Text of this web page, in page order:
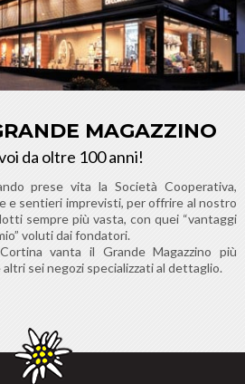
MAGAZZINO
da oltre 100 anni!
prese vita la Società Cooperativa,
e sentieri imprevisti, per offrire al nostro
sempre più vasta, con quei “vantaggi
voluti dai fondatori.
vanta il Grande Magazzino più
sei negozi specializzati al dettaglio.